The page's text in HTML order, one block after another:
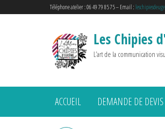
Téléphone atelier : 06 49 79 85 75 – Email :
Les Chipies
L’art de la communication
ACCUEIL DEMANDE DE DEVIS